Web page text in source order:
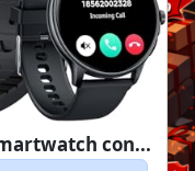
con...